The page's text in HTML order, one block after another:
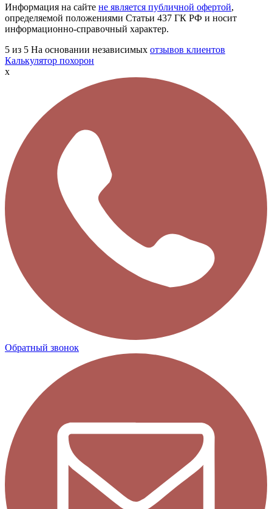
Информация на сайте не является публичной офертой,
определяемой положениями Статьи 437 ГК РФ и носит
информационно-справочный характер.
5 из 5 На основании независимых отзывов клиентов
Калькулятор похорон
x
Обратный звонок